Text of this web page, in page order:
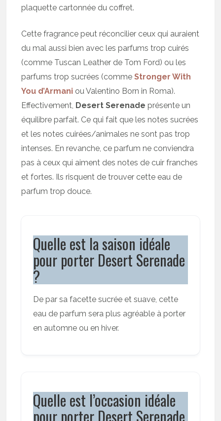
plaquette cartonnée du coffret.
Cette fragrance peut réconcilier ceux qui auraient
du mal aussi bien avec les parfums trop cuirés
(comme Tuscan Leather de Tom Ford) ou les
parfums trop sucrées (commeStronger With
You d’Armani ou Valentino Born in Roma).
Effectivement, Desert Serenade présente un
équilibre parfait. Ce qui fait que les notes sucrées
et les notes cuirées/animales ne sont pas trop
intenses. En revanche, ce parfum ne conviendra
pas à ceux qui aiment des notes de cuir franches
et fortes. Ils risquent de trouver cette eau de
parfum trop douce.
Quelle est la saison idéale
pour porter Desert Serenade
?
De par sa facette sucrée et suave, cette
eau de parfum sera plus agréable à porter
en automne ou en hiver.
Quelle est l’occasion idéale
pour porter Desert Serenade